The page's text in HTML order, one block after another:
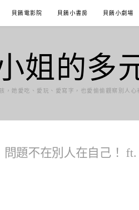
貝餚電影院 貝餚小書房 貝餚小劇場
姐的多
，她愛吃、愛玩、愛寫字，也愛偷偷觀察別人
問題不在別人在自己！